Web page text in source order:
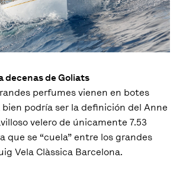
decenas de Goliats
perfumes vienen en botes
podría ser la definición del Anne
velero de únicamente 7.53
que se “cuela” entre los grandes
Vela Clàssica Barcelona.